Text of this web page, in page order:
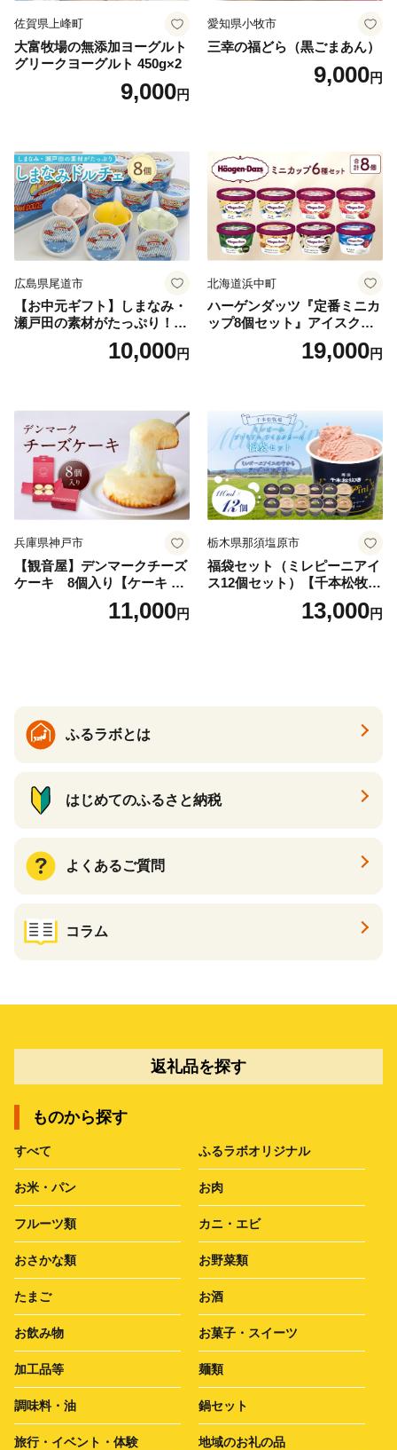
佐賀県上峰町
大富牧場の無添加ヨーグルト
グリークヨーグルト 450g×2
9,000円
愛知県小牧市
三幸の福どら（黒ごまあん）
9,000円
広島県尾道市
【お中元ギフト】しまなみ・
瀬戸田の素材がたっぷり！ジ
10,000円
北海道浜中町
ハーゲンダッツ『定番ミニカ
ップ8個セット』アイスクリ
ーム アイス スイーツ デザー
19,000円
兵庫県神戸市
【観音屋】デンマークチーズ
ケーキ 8個入り【ケーキ チ
ーズケーキ 人気スイーツ お
すすめスイーツ 神戸スイー
11,000円
栃木県那須塩原市
福袋セット（ミレピーニアイ
ス12個セット）【千本松牧
場】 ns025-014-12 【デザー
ト 詰め合わせ ギフト】
13,000円
ふるラボとは
はじめてのふるさと納税
よくあるご質問
コラム
返礼品を探す
ものから探す
すべて ふるラボオリジナル
お米・パン お肉
フルーツ類 カニ・エビ
おさかな類 お野菜類
たまご お酒
お飲み物 お菓子・スイーツ
加工品等 麺類
調味料・油 鍋セット
旅行・イベント・体験 地域のお礼の品